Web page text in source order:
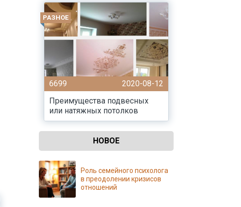
РАЗНОЕ
6699
2020-08-12
Преимущества подвесных
или натяжных потолков
НОВОЕ
Роль семейного психолога
в преодолении кризисов
отношений